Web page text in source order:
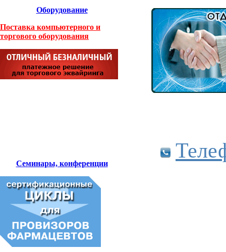
Оборудование
Поставка компьютерного и
торгового оборудования
Семинары, конференции